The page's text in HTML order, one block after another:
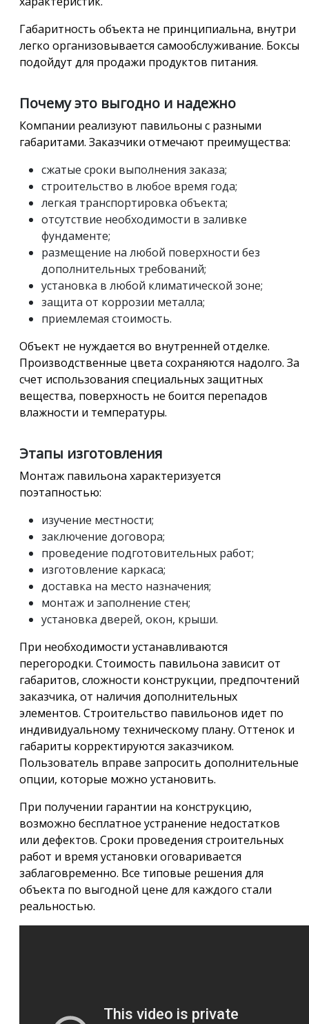
Габаритность объекта не принципиальна, внутри
легко организовывается самообслуживание. Боксы
подойдут для продажи продуктов питания.
Почему это выгодно и надежно
Компании реализуют павильоны с разными
габаритами. Заказчики отмечают преимущества:
сжатые сроки выполнения заказа;
строительство в любое время года;
легкая транспортировка объекта;
отсутствие необходимости в заливке
фундаменте;
размещение на любой поверхности без
дополнительных требований;
установка в любой климатической зоне;
защита от коррозии металла;
приемлемая стоимость.
Объект не нуждается во внутренней отделке.
Производственные цвета сохраняются надолго. За
счет использования специальных защитных
вещества, поверхность не боится перепадов
влажности и температуры.
Этапы изготовления
Монтаж павильона характеризуется
поэтапностью:
изучение местности;
заключение договора;
проведение подготовительных работ;
изготовление каркаса;
доставка на место назначения;
монтаж и заполнение стен;
установка дверей, окон, крыши.
При необходимости устанавливаются
перегородки. Стоимость павильона зависит от
габаритов, сложности конструкции, предпочтений
заказчика, от наличия дополнительных
элементов. Строительство павильонов идет по
индивидуальному техническому плану. Оттенок и
габариты корректируются заказчиком.
Пользователь вправе запросить дополнительные
опции, которые можно установить.
При получении гарантии на конструкцию,
возможно бесплатное устранение недостатков
или дефектов. Сроки проведения строительных
работ и время установки оговаривается
заблаговременно. Все типовые решения для
объекта по выгодной цене для каждого стали
реальностью.